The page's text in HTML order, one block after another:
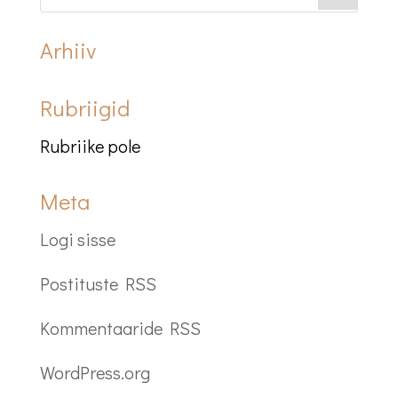
Arhiiv
Rubriigid
Rubriike pole
Meta
Logi sisse
Postituste RSS
Kommentaaride RSS
WordPress.org